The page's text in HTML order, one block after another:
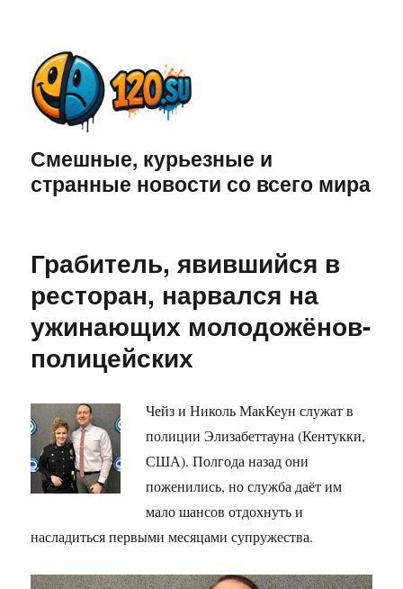
Смешные, курьезные и
странные новости со всего мира
Грабитель, явившийся в
ресторан, нарвался на
ужинающих молодожёнов-
полицейских
Чейз и Николь МакКеун служат в
полиции Элизабеттауна (Кентукки,
США). Полгода назад они
поженились, но служба даёт им
мало шансов отдохнуть и
насладиться первыми месяцами супружества.